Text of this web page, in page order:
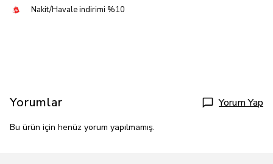
Nakit/Havale indirimi %10
Yorumlar Yorum Yap
Bu ürün için henüz yorum yapılmamış.